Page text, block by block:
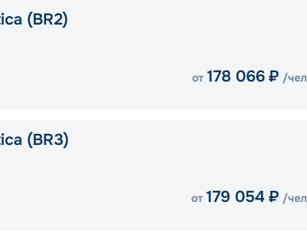
(BR2)
от 178 066 ₽ /чел
(BR3)
от 179 054 ₽ /чел